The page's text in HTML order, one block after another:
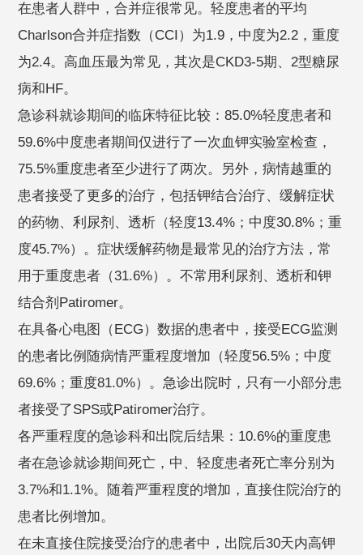
在患者人群中，合并症很常见。轻度患者的平均
Charlson合并症指数（CCI）为1.9，中度为2.2，重度
为2.4。高血压最为常见，其次是CKD3-5期、2型糖尿
病和HF。
急诊科就诊期间的临床特征比较：85.0%轻度患者和
59.6%中度患者期间仅进行了一次血钾实验室检查，
75.5%重度患者至少进行了两次。另外，病情越重的
患者接受了更多的治疗，包括钾结合治疗、缓解症状
的药物、利尿剂、透析（轻度13.4%；中度30.8%；重
度45.7%）。症状缓解药物是最常见的治疗方法，常
用于重度患者（31.6%）。不常用利尿剂、透析和钾
结合剂Patiromer。
在具备心电图（ECG）数据的患者中，接受ECG监测
的患者比例随病情严重程度增加（轻度56.5%；中度
69.6%；重度81.0%）。急诊出院时，只有一小部分患
者接受了SPS或Patiromer治疗。
各严重程度的急诊科和出院后结果：10.6%的重度患
者在急诊就诊期间死亡，中、轻度患者死亡率分别为
3.7%和1.1%。随着严重程度的增加，直接住院治疗的
患者比例增加。
在未直接住院接受治疗的患者中，出院后30天内高钾